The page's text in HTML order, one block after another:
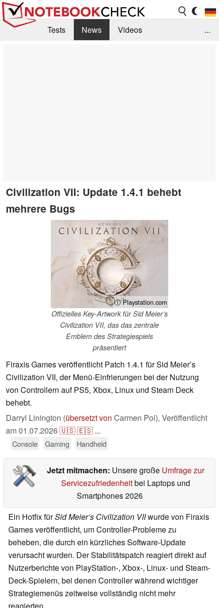
Tests News
Videos
...
Civilization VII: Update 1.4.1 behebt
mehrere Bugs
ⓘ Playstation.com
Offizielles Key-Artwork für Sid Meier’s
Civilization VII, das das zentrale
Emblem des Strategiespiels
präsentiert
Firaxis Games veröffentlicht Patch 1.4.1 für Sid Meier’s
Civilization VII, der Menü-Einfrierungen bei der Nutzung
von Controllern auf PS5, Xbox, Linux und Steam Deck
behebt.
Darryl Linington (übersetzt von Carmen Pol), Veröffentlicht
am01.07.2026🇺🇸🇪🇸 ...
Console Gaming Handheld
Jetzt mitmachen: Unsere große Umfrage zur
Servicezufriedenheitbei Laptops und
Smartphones 2026
Ein Hotfix fürSid Meier’s Civilization VIIwurde von Firaxis
Games veröffentlicht, um Controller-Probleme zu
beheben, die durch ein kürzliches Software-Update
verursacht wurden. Der Stabilitätspatch reagiert direkt auf
Nutzerberichte von PlayStation-, Xbox-, Linux- und Steam-
Deck-Spielern, bei denen Controller während wichtiger
Strategiemenüs zeitweise vollständig nicht mehr